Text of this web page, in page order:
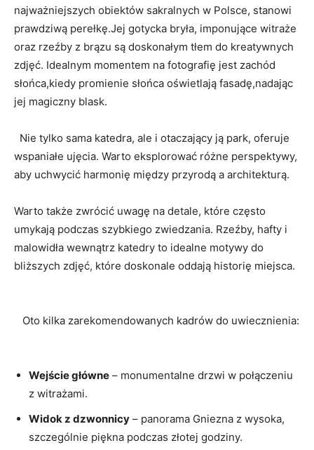
najważniejszych obiektów sakralnych w Polsce, stanowi
⁣prawdziwą perełkę.Jej⁤ gotycka bryła, imponujące witraże
oraz rzeźby z brązu są ​doskonałym tłem do kreatywnych
zdjęć. Idealnym momentem‌ na fotografię jest zachód⁢
słońca,kiedy promienie słońca oświetlają fasadę,nadając
jej magiczny blask.
⁤ ‍ Nie tylko sama⁤ katedra, ⁣ale i otaczający ją park, oferuje
wspaniałe ujęcia. Warto eksplorować różne perspektywy,
aby uchwycić⁤ harmonię między przyrodą a‍ architekturą.‌
Warto także zwrócić uwagę na detale, które często
umykają ⁢podczas ⁣szybkiego zwiedzania. Rzeźby, hafty ‍i
malowidła wewnątrz katedry to‌ idealne‌ motywy do
bliższych zdjęć, ‌które ‌doskonale oddają ⁣historię miejsca.
​ ⁢ ⁣ Oto⁤ kilka zarekomendowanych kadrów do uwiecznienia:
Wejście główne – monumentalne ​drzwi w połączeniu
z witrażami.
Widok z dzwonnicy – panorama Gniezna z wysoka,
szczególnie‍ piękna podczas złotej godziny.